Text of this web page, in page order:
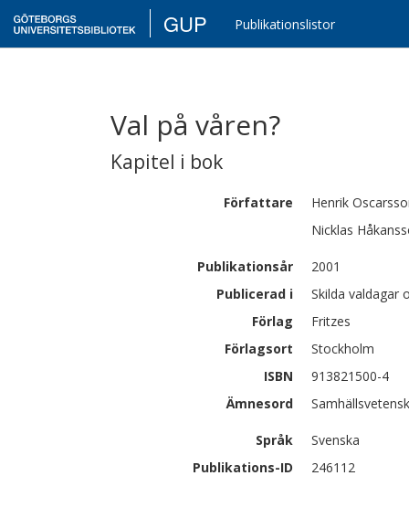
GUP Publikationslistor
Val på våren?
Kapitel i bok
Författare Henrik
Nicklas
Publikationsår
2001
Publicerad i
Skilda valdagar
Förlag
Fritzes
Förlagsort
Stockholm
ISBN
913821500-4
Ämnesord
Språk
Svenska
Publikations-ID
246112